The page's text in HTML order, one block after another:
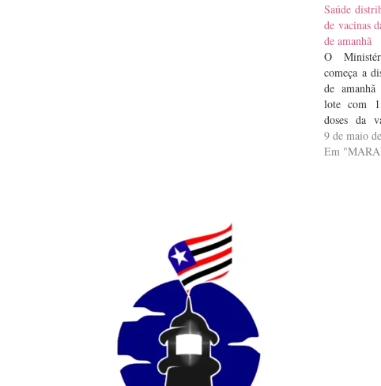
Saúde
de vacinas
de amanhã
O
começa a
de
lote com
doses da
Pfizer/
9 de maio
Em